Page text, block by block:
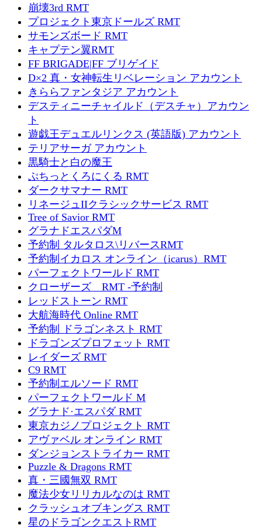
崩壊3rd RMT
プロジェクト東京ドールズ RMT
サモンズボード RMT
キャプテン翼RMT
FF BRIGADE|FF ブリゲイド
D×2 真・女神転生リベレーション アカウント
きららファンタジア アカウント
デスティニーチャイルド（デスチャ）アカウン
ト
遊戯王デュエルリンクス (英語版) アカウント
テリアサーガ アカウント
黒騎士と白の魔王
ぷちっとくろにくる RMT
ダークサマナー RMT
リネージュIIクラシックサービス RMT
Tree of Savior RMT
グラナドエスパダM
予約制 タルタロス\リバースRMT
予約制イカロス オンライン（icarus）RMT
パーフェクトワールド RMT
クローザーズ RMT -予約制
レッドストーン RMT
大航海時代 Online RMT
予約制 ドラゴンネスト RMT
ドラゴンズプロフェット RMT
レイダーズ RMT
C9 RMT
予約制エルソード RMT
パーフェクトワールド M
グラナド·エスパダ RMT
東京カジノプロジェクト RMT
アヴァベル オンライン RMT
ダンジョンストライカー RMT
Puzzle & Dragons RMT
真・三國無双 RMT
魔法少女リリカルなのは RMT
クラッシュオブキングス RMT
星のドラゴンクエストRMT